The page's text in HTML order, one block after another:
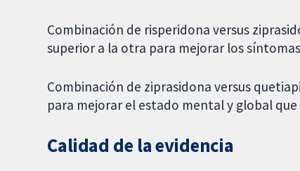
Combinación de risperidona versus
superior a la otra para mejorar los
Combinación de ziprasidona versus
para mejorar el estado mental y global
Calidad de la evidencia